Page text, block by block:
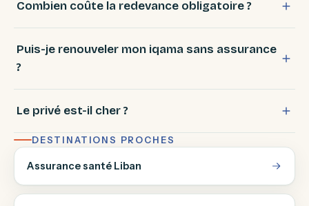
Combien coûte la redevance obligatoire ?
Puis-je renouveler mon iqama sans assurance
?
Le privé est-il cher ?
DESTINATIONS PROCHES
Assurance santé Liban